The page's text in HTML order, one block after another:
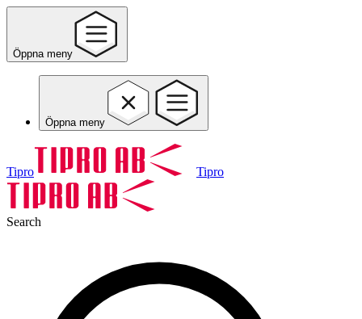
Öppna meny
Öppna meny
Tipro Tipro
Search